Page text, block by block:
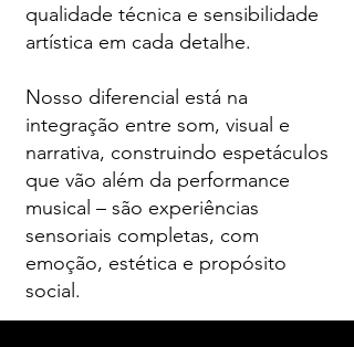
qualidade técnica e sensibilidade
artística em cada detalhe.
Nosso diferencial está na
integração entre som, visual e
narrativa, construindo espetáculos
que vão além da performance
musical – são experiências
sensoriais completas, com
emoção, estética e propósito
social.